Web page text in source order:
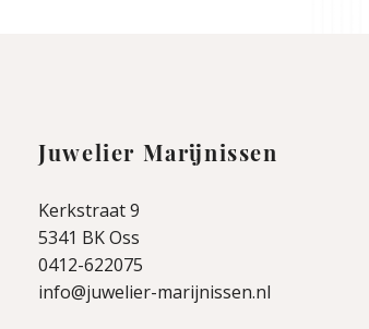
Juwelier Marijnissen
Kerkstraat 9
5341 BK Oss
0412-622075
info@juwelier-marijnissen.nl